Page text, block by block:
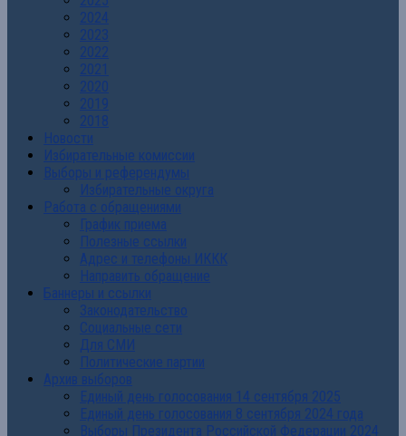
2024
2023
2022
2021
2020
2019
2018
Новости
Избирательные комиссии
Выборы и референдумы
Избирательные округа
Работа с обращениями
График приема
Полезные ссылки
Адрес и телефоны ИККК
Направить обращение
Баннеры и ссылки
Законодательство
Социальные сети
Для СМИ
Политические партии
Архив выборов
Единый день голосования 14 сентября 2025
Единый день голосования 8 сентября 2024 года
Выборы Президента Российской Федерации 2024